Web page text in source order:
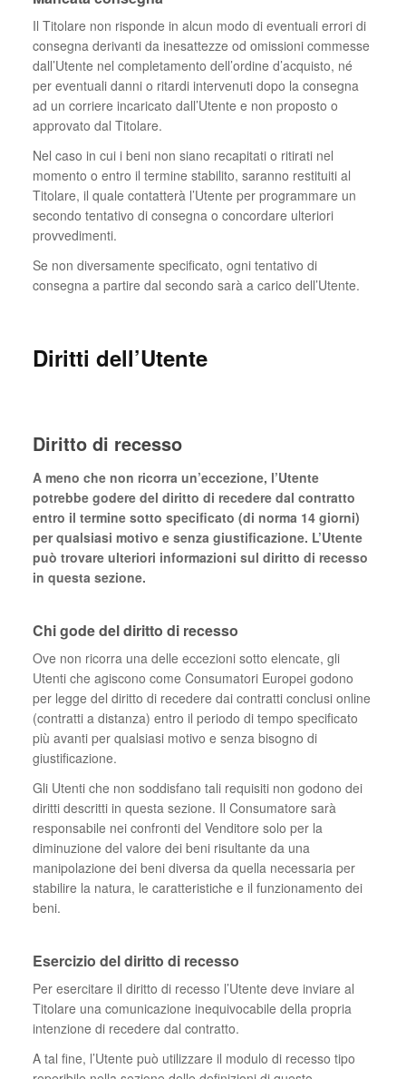
Il Titolare non risponde in alcun modo di eventuali errori di
consegna derivanti da inesattezze od omissioni commesse
dall’Utente nel completamento dell’ordine d’acquisto, né
per eventuali danni o ritardi intervenuti dopo la consegna
ad un corriere incaricato dall’Utente e non proposto o
approvato dal Titolare.
Nel caso in cui i beni non siano recapitati o ritirati nel
momento o entro il termine stabilito, saranno restituiti al
Titolare, il quale contatterà l’Utente per programmare un
secondo tentativo di consegna o concordare ulteriori
provvedimenti.
Se non diversamente specificato, ogni tentativo di
consegna a partire dal secondo sarà a carico dell’Utente.
Diritti dell’Utente
Diritto di recesso
A meno che non ricorra un’eccezione, l’Utente
potrebbe godere del diritto di recedere dal contratto
entro il termine sotto specificato (di norma 14 giorni)
per qualsiasi motivo e senza giustificazione. L’Utente
può trovare ulteriori informazioni sul diritto di recesso
in questa sezione.
Chi gode del diritto di recesso
Ove non ricorra una delle eccezioni sotto elencate, gli
Utenti che agiscono come Consumatori Europei godono
per legge del diritto di recedere dai contratti conclusi online
(contratti a distanza) entro il periodo di tempo specificato
più avanti per qualsiasi motivo e senza bisogno di
giustificazione.
Gli Utenti che non soddisfano tali requisiti non godono dei
diritti descritti in questa sezione. Il Consumatore sarà
responsabile nei confronti del Venditore solo per la
diminuzione del valore dei beni risultante da una
manipolazione dei beni diversa da quella necessaria per
stabilire la natura, le caratteristiche e il funzionamento dei
beni.
Esercizio del diritto di recesso
Per esercitare il diritto di recesso l’Utente deve inviare al
Titolare una comunicazione inequivocabile della propria
intenzione di recedere dal contratto.
A tal fine, l’Utente può utilizzare il modulo di recesso tipo